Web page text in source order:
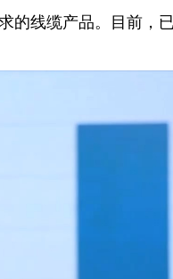
的线缆产品。目前，